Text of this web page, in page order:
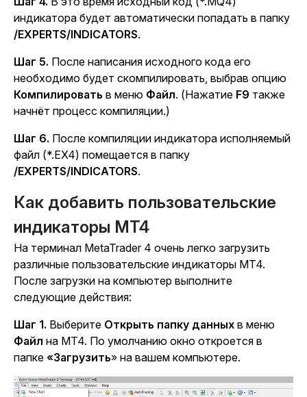
индикатора будет автоматически попадать в папку
/EXPERTS/INDICATORS.
Шаг 5. После написания исходного кода его
необходимо будет скомпилировать, выбрав опцию
Компилировать в меню Файл. (Нажатие F9 также
начнёт процесс компиляции.)
Шаг 6. После компиляции индикатора исполняемый
файл (*.EX4) помещается в папку
/EXPERTS/INDICATORS.
Как добавить пользовательские
индикаторы MT4
На терминал MetaTrader 4 очень легко загрузить
различные пользовательские индикаторы MT4.
После загрузки на компьютер выполните
следующие действия:
Шаг 1. Выберите Открыть папку данных в меню
Файл на MT4. По умолчанию окно откроется в
папке «Загрузить» на вашем компьютере.